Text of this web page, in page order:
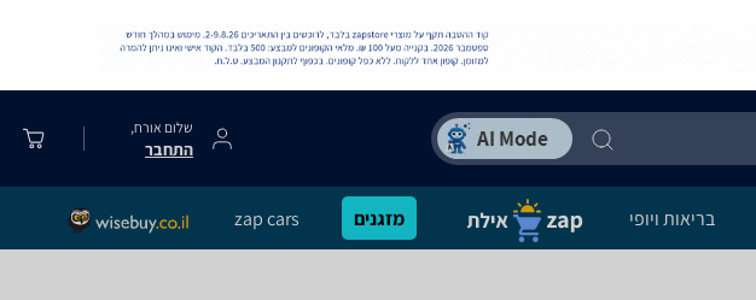
שלום אורח,
התחבר
בריאות ויופי מזגנים zap cars